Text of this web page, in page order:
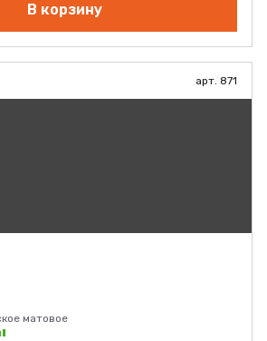
В корзину
арт. 871
матовое